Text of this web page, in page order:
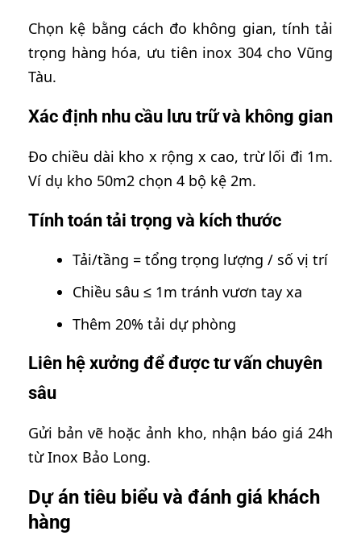
Chọn kệ bằng cách đo không gian, tính tải
trọng hàng hóa, ưu tiên inox 304 cho Vũng
Tàu.
Xác định nhu cầu lưu trữ và không gian
Đo chiều dài kho x rộng x cao, trừ lối đi 1m.
Ví dụ kho 50m2 chọn 4 bộ kệ 2m.
Tính toán tải trọng và kích thước
Tải/tầng = tổng trọng lượng / số vị trí
Chiều sâu ≤ 1m tránh vươn tay xa
Thêm 20% tải dự phòng
Liên hệ xưởng để được tư vấn chuyên
sâu
Gửi bản vẽ hoặc ảnh kho, nhận báo giá 24h
từ Inox Bảo Long.
Dự án tiêu biểu và đánh giá khách
hàng